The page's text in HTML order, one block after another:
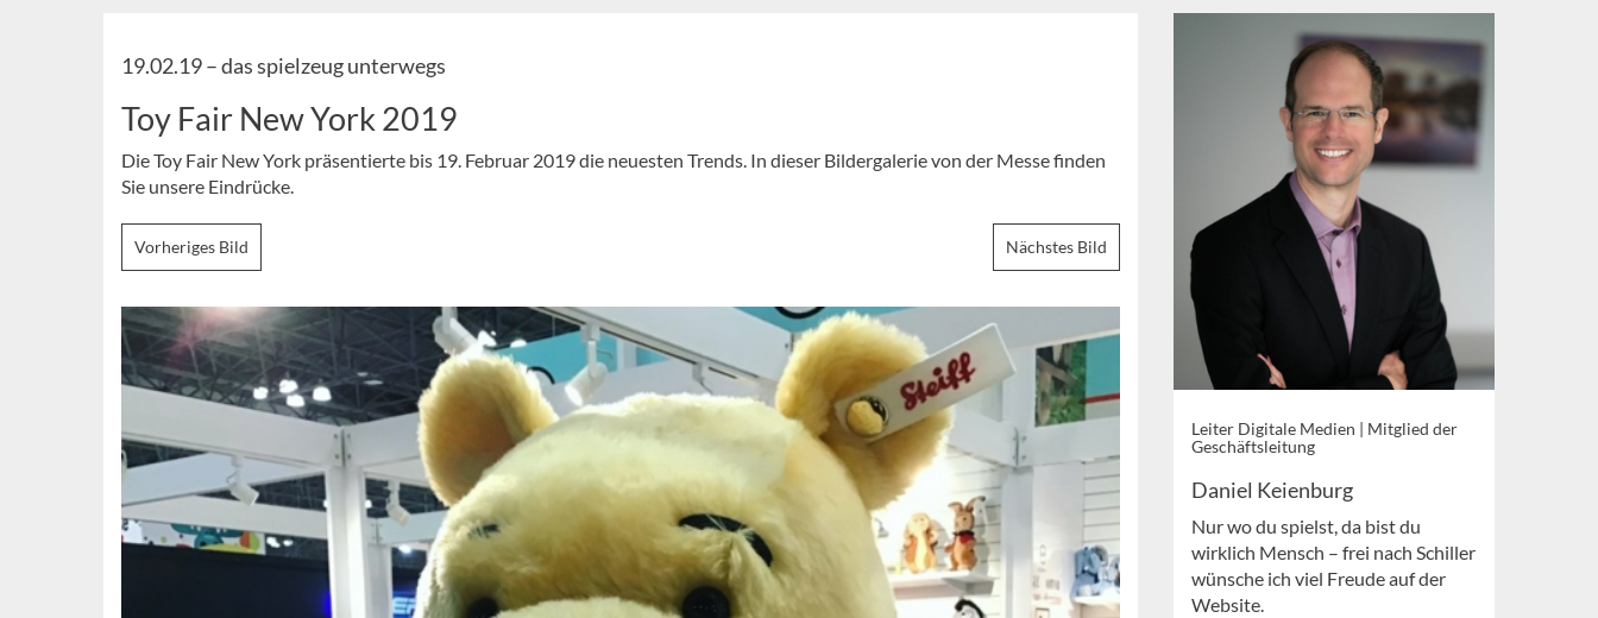
19.02.19 –das spielzeug unterwegs
Toy Fair New York 2019
Die Toy Fair New York präsentierte bis 19. Februar 2019 die neuesten Trends. In dieser Bildergalerie von der Messe finden
Sie unsere Eindrücke.
Vorheriges Bild Nächstes Bild
Leiter Digitale Medien | Mitglied der
Geschäftsleitung
Daniel Keienburg
Nur wo du spielst, da bist du
wirklich Mensch – frei nach Schiller
wünsche ich viel Freude auf der
Website.